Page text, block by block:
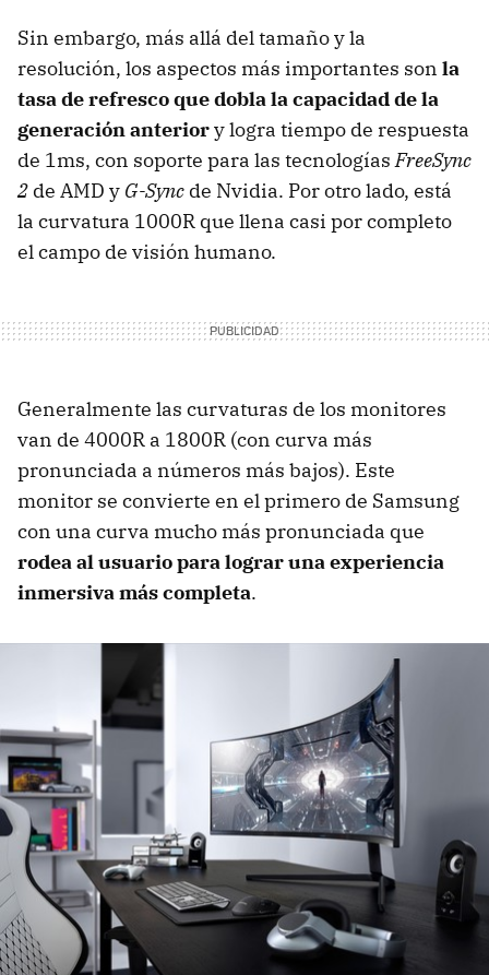
Sin embargo, más allá del tamaño y la
resolución, los aspectos más importantes son la
tasa de refresco que dobla la capacidad de la
generación anteriory logra tiempo de respuesta
de 1ms, con soporte para las tecnologíasFreeSync
2 de AMD y G-Sync de Nvidia. Por otro lado, está
la curvatura 1000R que llena casi por completo
el campo de visión humano.
Generalmente las curvaturas de los monitores
van de 4000R a 1800R (con curva más
pronunciada a números más bajos). Este
monitor se convierte en el primero de Samsung
con una curva mucho más pronunciada que
rodea al usuario para lograr una experiencia
inmersiva más completa.